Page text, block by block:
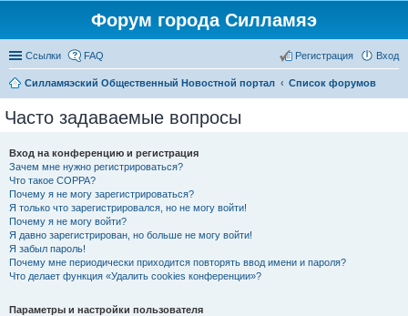
Форум города Силламяэ
Ссылки FAQ Вход
Регистрация
Силламяэский Общественный Новостной портал Список форумов
Часто задаваемые вопросы
Вход на конференцию и регистрация
Зачем мне нужно регистрироваться?
Что такое COPPA?
Почему я не могу зарегистрироваться?
Я только что зарегистрировался, но не могу войти!
Почему я не могу войти?
Я давно зарегистрирован, но больше не могу войти!
Я забыл пароль!
Почему мне периодически приходится повторять ввод имени и пароля?
Что делает функция «Удалить cookies конференции»?
Параметры и настройки пользователя